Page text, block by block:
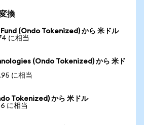
換
(Ondo Tokenized) から 米ドル
に相当
(Ondo Tokenized) から 米ド
に相当
Tokenized) から 米ドル
に相当